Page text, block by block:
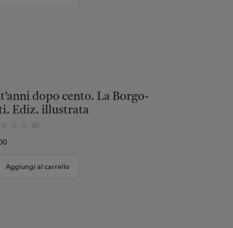
dopo cento. La Borgo-
Ediz. illustrata
(0)
Aggiungi al carrello